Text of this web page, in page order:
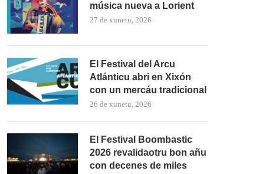
música nueva a Lorient
27 de xunetu, 2026
El Festival del Arcu
Atlánticu abri en Xixón
con un mercáu tradicional
26 de xunetu, 2026
El Festival Boombastic
2026 revalidaotru bon añu
con decenes de miles